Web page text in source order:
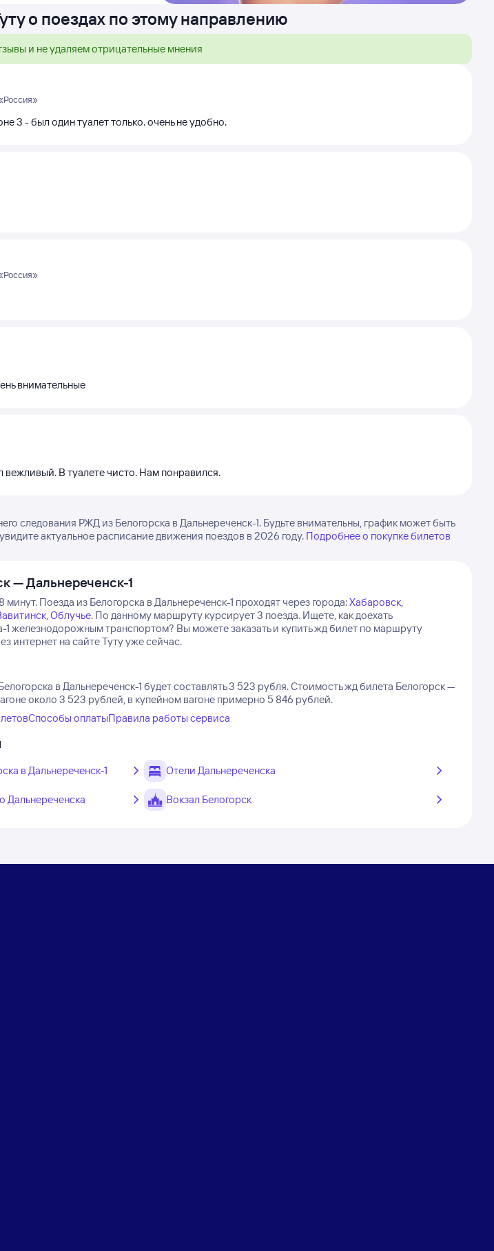
о поездах по этому направлению
и не удаляем отрицательные мнения
3 - был один туалет только. очень не удобно.
внимательные
В туалете чисто. Нам понравился.
следования РЖД из Белогорска в Дальнереченск-1. Будьте внимательны, график может быть
актуальное расписание движения поездов в 2026 году. Подробнее о покупке билетов
— Дальнереченск-1
минут. Поезда из Белогорска в Дальнереченск-1 проходят через города:Хабаровск,
,Облучье. По данному маршруту курсирует 3 поезда. Ищете, как доехать
1 железнодорожным транспортом? Вы можете заказать и купить жд билет по маршруту
интернет на сайте Туту уже сейчас.
в Дальнереченск-1 будет составлять 3 523 рубля.Стоимость жд билета Белогорск —
около 3 523 рублей, в купейном вагоне примерно 5 846 рублей.
Способы оплатыПравила работы сервиса
в Дальнереченск-1 Отели Дальнереченска
Дальнереченска Вокзал Белогорск